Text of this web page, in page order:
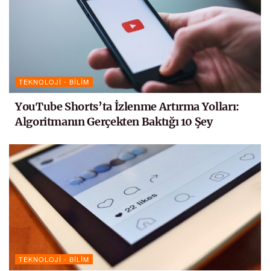
TEKNOLOJI - BILIM
YouTube Shorts’ta İzlenme Artırma Yolları:
Algoritmanın Gerçekten Baktığı 10 Şey
TEKNOLOJI - BILIM